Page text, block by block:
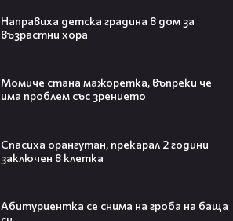
Направиха детска градина в дом за
възрастни хора
Момиче стана мажоретка, въпреки че
има проблем със зрението
Спасиха орангутан, прекарал 2 години
заключен в клетка
Абитуриентка се снима на гроба на баща
затвора? Новата дата вече е
факт!💥
свят! Кристиано Роналдо се жени!